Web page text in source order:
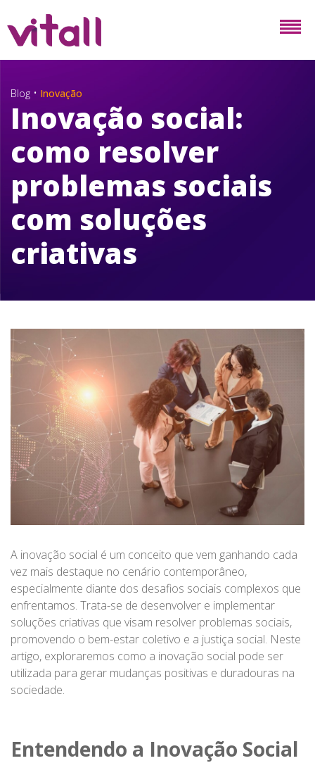
Blog • Inovação
Inovação social:
como resolver
problemas sociais
com soluções
criativas
A inovação social é um conceito que vem ganhando cada
vez mais destaque no cenário contemporâneo,
especialmente diante dos desafios sociais complexos que
enfrentamos. Trata-se de desenvolver e implementar
soluções criativas que visam resolver problemas sociais,
promovendo o bem-estar coletivo e a justiça social. Neste
artigo, exploraremos como a inovação social pode ser
utilizada para gerar mudanças positivas e duradouras na
sociedade.
Entendendo a Inovação Social